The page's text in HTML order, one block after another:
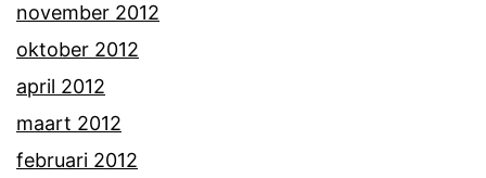
november 2012
oktober 2012
april 2012
maart 2012
februari 2012